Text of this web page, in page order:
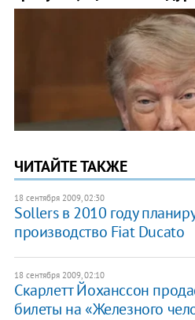
ЧИТАЙТЕ ТАКЖЕ
18 сентября 2009, 02:30
Sollers в 2010 году
производство Fiat Ducato
18 сентября 2009, 02:10
Скарлетт Йоханссон
билеты на «Железного